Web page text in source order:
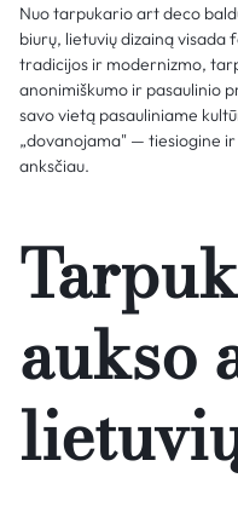
Nuo tarpukario art deco
biurų, lietuvių dizainą
tradicijos ir modernizmo,
anonimiškumo ir pasaulinio
savo vietą pasauliniame
„dovanojama" — tiesiogine
anksčiau.
aukso